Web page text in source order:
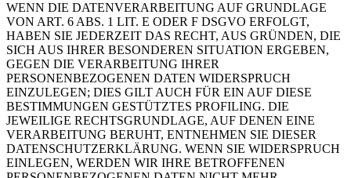
WENN DIE DATENVERARBEITUNG AUF GRUNDLAGE
VON ART. 6 ABS. 1 LIT. E ODER F DSGVO ERFOLGT,
HABEN SIE JEDERZEIT DAS RECHT, AUS GRÜNDEN, DIE
SICH AUS IHRER BESONDEREN SITUATION ERGEBEN,
GEGEN DIE VERARBEITUNG IHRER
PERSONENBEZOGENEN DATEN WIDERSPRUCH
EINZULEGEN; DIES GILT AUCH FÜR EIN AUF DIESE
BESTIMMUNGEN GESTÜTZTES PROFILING. DIE
JEWEILIGE RECHTSGRUNDLAGE, AUF DENEN EINE
VERARBEITUNG BERUHT, ENTNEHMEN SIE DIESER
DATENSCHUTZERKLÄRUNG. WENN SIE WIDERSPRUCH
EINLEGEN, WERDEN WIR IHRE BETROFFENEN